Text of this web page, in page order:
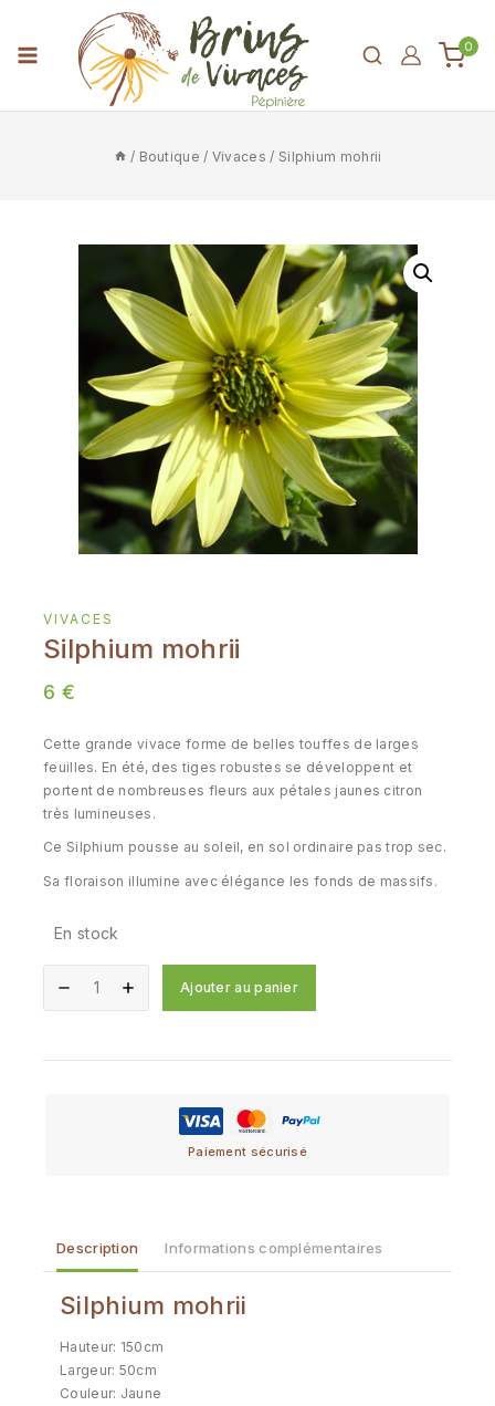
0
/ Boutique / Vivaces / Silphium mohrii
VIVACES
Silphium mohrii
6 €
Cette grande vivace forme de belles touffes de larges
feuilles. En été, des tiges robustes se développent et
portent de nombreuses fleurs aux pétales jaunes citron
très lumineuses.
Ce Silphium pousse au soleil, en sol ordinaire pas trop sec.
Sa floraison illumine avec élégance les fonds de massifs.
En stock
Ajouter au panier
Paiement sécurisé
Description Informations complémentaires
Silphium mohrii
Hauteur: 150cm
Largeur: 50cm
Couleur: Jaune